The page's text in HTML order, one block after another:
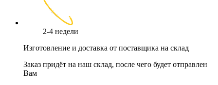
2-4 недели
Изготовление и доставка от поставщика на склад
Заказ придёт на наш склад, после чего будет отправлен
Вам